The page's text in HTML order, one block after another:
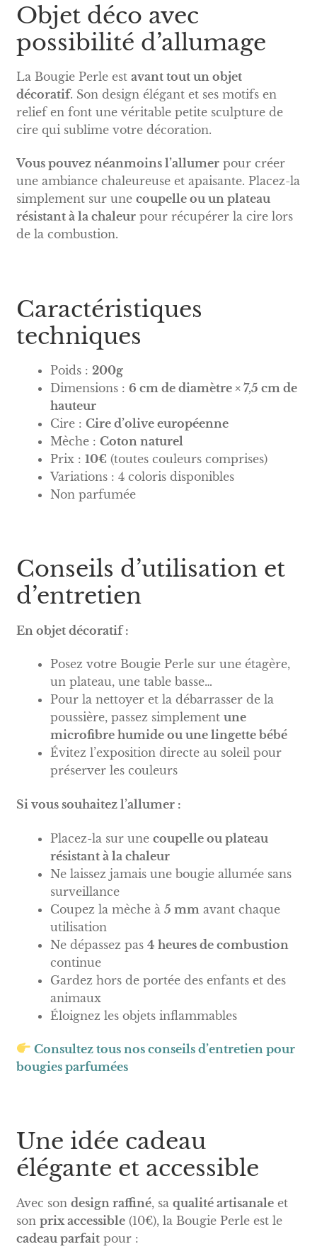
Objet déco avec
possibilité d’allumage
La Bougie Perle est avant tout un objet
décoratif. Son design élégant et ses motifs en
relief en font une véritable petite sculpture de
cire qui sublime votre décoration.
Vous pouvez néanmoins l’allumerpour créer
une ambiance chaleureuse et apaisante. Placez-la
simplement sur une coupelle ou un plateau
résistant à la chaleurpour récupérer la cire lors
de la combustion.
Caractéristiques
techniques
Poids : 200g
Dimensions : 6 cm de diamètre × 7,5 cm de
hauteur
Cire : Cire d’olive européenne
Mèche : Coton naturel
Prix : 10€ (toutes couleurs comprises)
Variations : 4 coloris disponibles
Non parfumée
Conseils d’utilisation et
d’entretien
En objet décoratif :
Posez votre Bougie Perle sur une étagère,
un plateau, une table basse…
Pour la nettoyer et la débarrasser de la
poussière, passez simplement une
microfibre humide ou une lingette bébé
Évitez l’exposition directe au soleil pour
préserver les couleurs
Si vous souhaitez l’allumer :
Placez-la sur une coupelle ou plateau
résistant à la chaleur
Ne laissez jamais une bougie allumée sans
surveillance
Coupez la mèche à 5 mm avant chaque
utilisation
Ne dépassez pas 4 heures de combustion
continue
Gardez hors de portée des enfants et des
animaux
Éloignez les objets inflammables
Consultez tous nos conseils d’entretien pour
bougies parfumées
Une idée cadeau
élégante et accessible
Avec son design raffiné, sa qualité artisanaleet
son prix accessible(10€), la Bougie Perle est le
cadeau parfaitpour :